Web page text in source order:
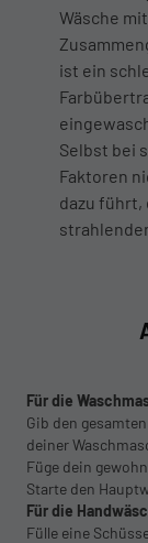
Wäsche
ist ein
Selbst bei
Faktoren
dazu führt,
Für die
Gib den
deiner
Füge dein
Starte den
Für die
Fülle eine